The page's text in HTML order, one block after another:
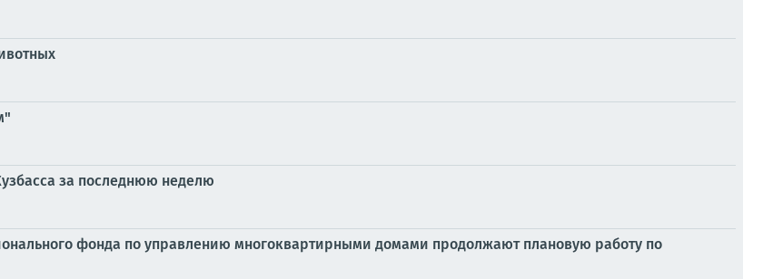
за последнюю неделю
фонда по управлению многоквартирными домами продолжают плановую работу по